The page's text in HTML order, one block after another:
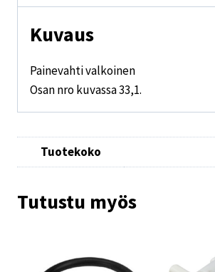
Kuvaus
Painevahti valkoinen
Osan nro kuvassa 33,1.
Tuotekoko
Tutustu myös